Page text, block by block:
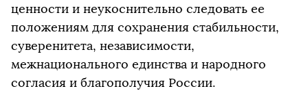
ценности и неукоснительно следовать ее
положениям для сохранения стабильности,
суверенитета, независимости,
межнационального единства и народного
согласия и благополучия России.